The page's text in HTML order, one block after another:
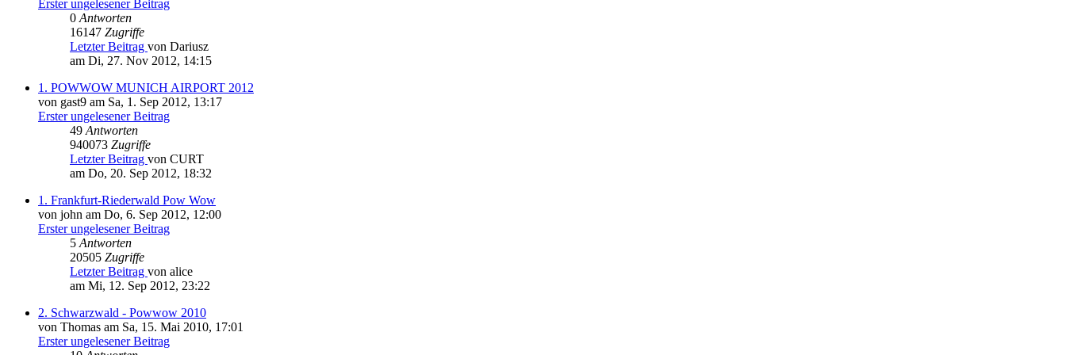
Erster ungelesener Beitrag
0 Antworten
16147 Zugriffe
Letzter Beitrag von Dariusz
am Di, 27. Nov 2012, 14:15
1. POWWOW MUNICH AIRPORT 2012
von gast9 am Sa, 1. Sep 2012, 13:17
Erster ungelesener Beitrag
49 Antworten
940073 Zugriffe
Letzter Beitrag von CURT
am Do, 20. Sep 2012, 18:32
1. Frankfurt-Riederwald Pow Wow
von john am Do, 6. Sep 2012, 12:00
Erster ungelesener Beitrag
5 Antworten
20505 Zugriffe
Letzter Beitrag von alice
am Mi, 12. Sep 2012, 23:22
2. Schwarzwald - Powwow 2010
von Thomas am Sa, 15. Mai 2010, 17:01
Erster ungelesener Beitrag